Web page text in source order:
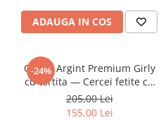
ADAUGA IN COS
-24%
Cercei Argint Premium Girly
cu tortita — Cercei fetite cu
Floricele Colorate - Pelicula
Anticoroziune
205,00 Lei
155,00 Lei